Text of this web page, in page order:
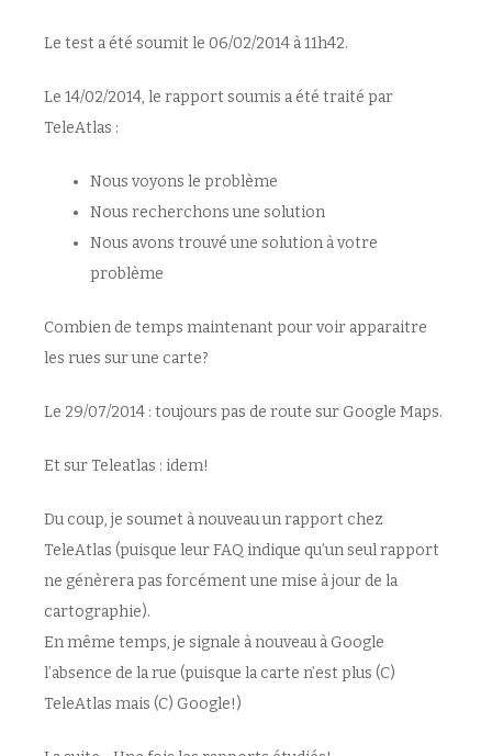
Le test a été soumit le 06/02/2014 à 11h42.
Le 14/02/2014, le rapport soumis a été traité par
TeleAtlas :
Nous voyons le problème
Nous recherchons une solution
Nous avons trouvé une solution à votre
problème
Combien de temps maintenant pour voir apparaitre
les rues sur une carte?
Le 29/07/2014 : toujours pas de route sur Google Maps.
Et sur Teleatlas : idem!
Du coup, je soumet à nouveau un rapport chez
TeleAtlas (puisque leur FAQ indique qu’un seul rapport
ne génèrera pas forcément une mise à jour de la
cartographie).
En même temps, je signale à nouveau à Google
l’absence de la rue (puisque la carte n’est plus (C)
TeleAtlas mais (C) Google!)